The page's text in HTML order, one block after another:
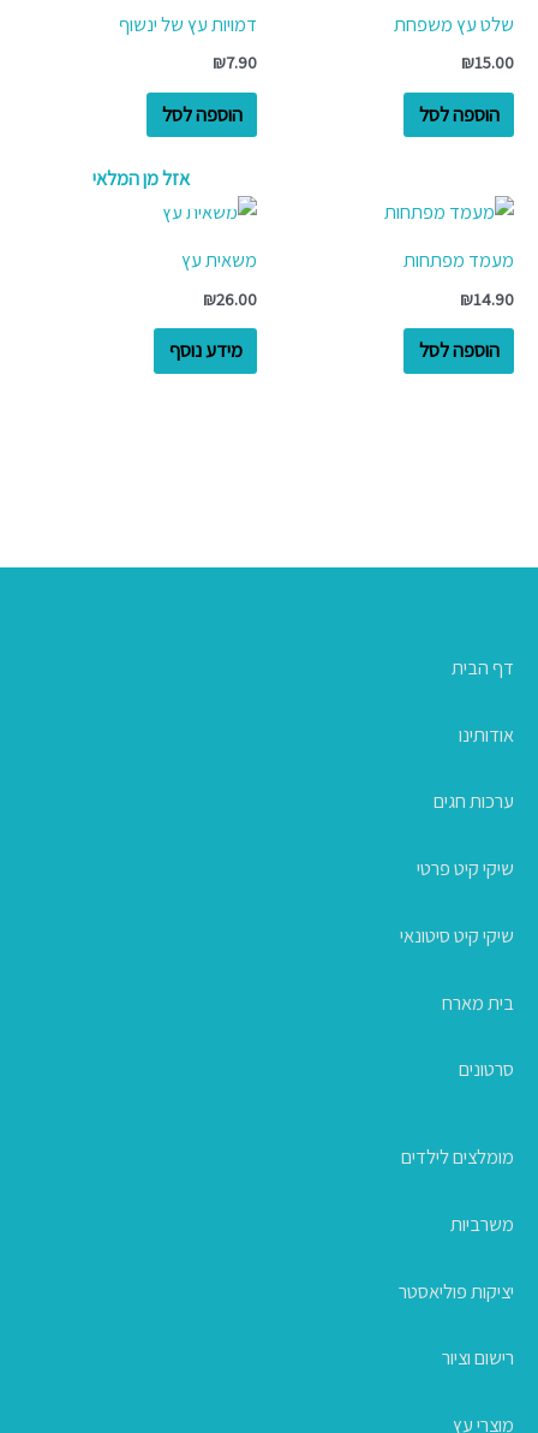
שלט עץ משפחת
₪15.00
הוספה לסל
דמויות עץ של ינשוף
₪7.90
הוספה לסל
מעמד מפתחות
₪14.90
הוספה לסל
אזל מן המלאי
משאית עץ
₪26.00
מידע נוסף
דף הבית
אודותינו
ערכות חגים
שיקי קיט פרטי
שיקי קיט סיטונאי
בית מארח
סרטונים
מומלצים לילדים
משרביות
יציקות פוליאסטר
רישום וציור
מוצרי עץ